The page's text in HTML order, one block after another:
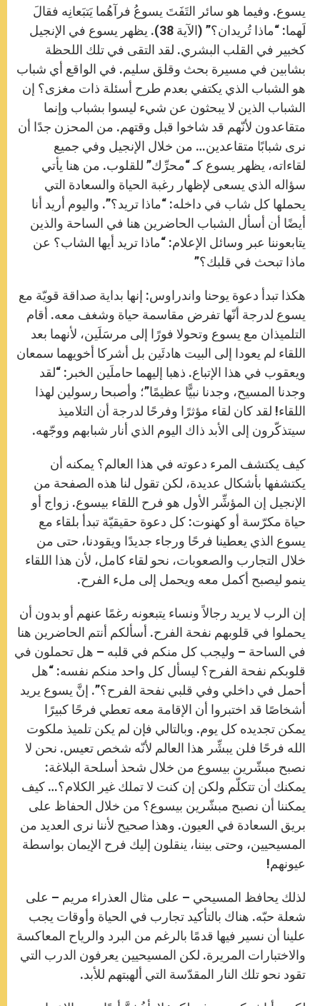
يسوع. وفيما هو سائر التَفَتَ يسوعُ فرآهُما يَتبَعانِه فقالَ
لَهما: “ماذا تُريدان؟” (الآية 38). يظهر يسوع في الإنجيل
كخبير في القلب البشري. لقد التقى في تلك اللحظة
بشابين في مسيرة بحث وقلق سليم. في الواقع أي شباب
هو الشباب الذي يكتفي بعدم طرح أسئلة ذات مغزى؟ إن
الشباب الذين لا يبحثون عن شيء ليسوا بشباب وإنما
متقاعدون لأنّهم قد شاخوا قبل وقتهم. من المحزن جدًا أن
نرى شبابًا متقاعدين… من خلال الإنجيل وفي جميع
لقاءاته، يظهر يسوع كـ “محرِّك” للقلوب. من هنا يأتي
سؤاله الذي يسعى لإظهار رغبة الحياة والسعادة التي
يحملها كل شاب في داخله: “ماذا تريد؟”. واليوم أريد أنا
أيضًا أن أسأل الشباب الحاضرين هنا في الساحة والذين
يتابعوننا عبر وسائل الإعلام: “ماذا تريد أيها الشاب؟ عن
ماذا تبحث في قلبك؟”
هكذا تبدأ دعوة يوحنا واندراوس: إنها بداية صداقة قويّة مع
يسوع لدرجة أنّها تفرض مقاسمة حياة وشغف معه. أقام
التلميذان مع يسوع وتحولا فورًا إلى مرسَلَين، لأنهما بعد
اللقاء لم يعودا إلى البيت هادئَين بل أشركا أخويهما سمعان
ويعقوب في هذا الإتباع. ذهبا إليهما حاملَين الخبر: “لقد
وجدنا المسيح، وجدنا نبيًّا عظيمًا”؛ وأصبحا رسولين لهذا
اللقاء! لقد كان لقاء مؤثرًا وفرحًا لدرجة أن التلاميذ
سيتذكّرون إلى الأبد ذاك اليوم الذي أنار شبابهم ووجّهه.
كيف يكتشف المرء دعوته في هذا العالم؟ يمكنه أن
يكتشفها بأشكال عديدة، لكن تقول لنا هذه الصفحة من
الإنجيل إن المؤشِّر الأول هو فرح اللقاء بيسوع. زواج أو
حياة مكرّسة أو كهنوت: كل دعوة حقيقيّة تبدأ بلقاء مع
يسوع الذي يعطينا فرحًا ورجاء جديدًا ويقودنا، حتى من
خلال التجارب والصعوبات، نحو لقاء كامل، لأن هذا اللقاء
ينمو ليصبح أكمل معه ويحمل إلى ملء الفرح.
إن الرب لا يريد رجالاً ونساء يتبعونه رغمًا عنهم أو بدون أن
يحملوا في قلوبهم نفحة الفرح. أسألكم أنتم الحاضرين هنا
في الساحة – وليجب كل منكم في قلبه – هل تحملون في
قلوبكم نفحة الفرح؟ ليسأل كل واحد منكم نفسه: “هل
أحمل في داخلي وفي قلبي نفحة الفرح؟”. إنَّ يسوع يريد
أشخاصًا قد اختبروا أن الإقامة معه تعطي فرحًا كبيرًا
يمكن تجديده كل يوم. وبالتالي فإن لم يكن تلميذ ملكوت
الله فرحًا فلن يبشِّر هذا العالم لأنّه شخص تعيس. نحن لا
نصبح مبشّرين بيسوع من خلال شحذ أسلحة البلاغة:
يمكنك أن تتكلّم ولكن إن كنت لا تملك غير الكلام؟… كيف
يمكننا أن نصبح مبشّرين بيسوع؟ من خلال الحفاظ على
بريق السعادة في العيون. وهذا صحيح لأننا نرى العديد من
المسيحيين، وحتى بيننا، ينقلون إليك فرح الإيمان بواسطة
عيونهم!
لذلك يحافظ المسيحي – على مثال العذراء مريم – على
شعلة حبّه. هناك بالتأكيد تجارب في الحياة وأوقات يجب
علينا أن نسير فيها قدمًا بالرغم من البرد والرياح المعاكسة
والاختبارات المريرة. لكن المسيحيين يعرفون الدرب التي
تقود نحو تلك النار المقدّسة التي ألهبتهم للأبد.